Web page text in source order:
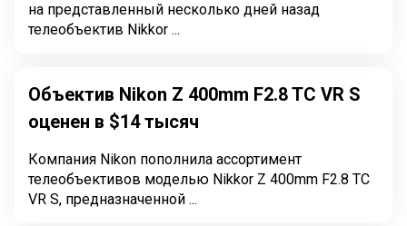
на представленный несколько дней назад
телеобъектив Nikkor ...
Объектив Nikon Z 400mm F2.8 TC VR S
оценен в $14 тысяч
Компания Nikon пополнила ассортимент
телеобъективов моделью Nikkor Z 400mm F2.8 TC
VR S, предназначенной ...